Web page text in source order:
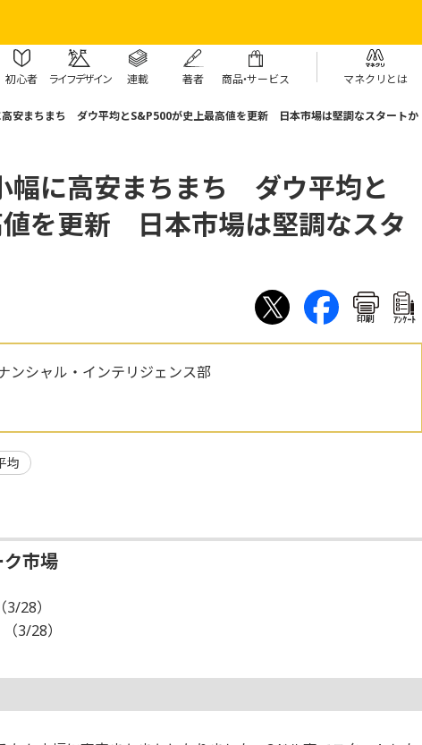
初心者 ライフデザイン 連載 著者 商品・サービス マネクリとは
高安まちまち ダウ平均とS&P500が史上最高値を更新 日本市場は堅調なスタートか
幅に高安まちまち ダウ平均と
を更新 日本市場は堅調なスタ
印刷 ｱﾝｹｰﾄ
ンシャル・インテリジェンス部
均
ク市場
28）
3/28）